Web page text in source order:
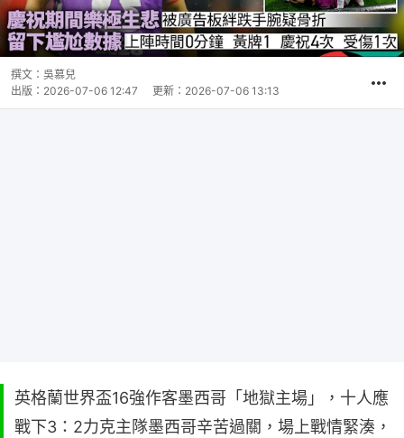
撰文： 吳慕兒
出版： 2026-07-06 12:47 更新： 2026-07-06 13:13
英格蘭世界盃16強作客墨西哥「地獄主場」，十人應
戰下3：2力克主隊墨西哥辛苦過關，場上戰情緊湊，